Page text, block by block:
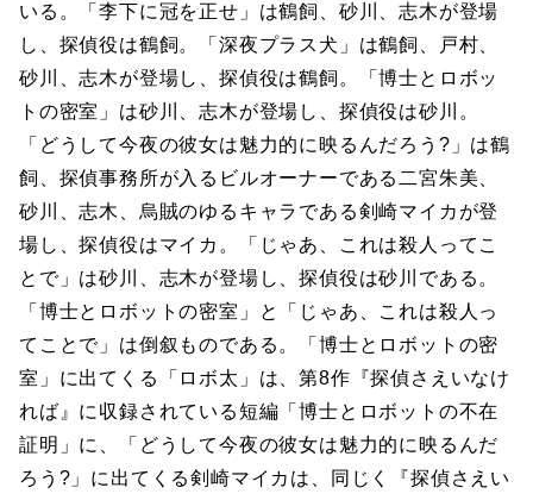
いる。「李下に冠を正せ」は鶴飼、砂川、志木が登場
し、探偵役は鶴飼。「深夜プラス犬」は鶴飼、戸村、
砂川、志木が登場し、探偵役は鶴飼。「博士とロボッ
トの密室」は砂川、志木が登場し、探偵役は砂川。
「どうして今夜の彼女は魅力的に映るんだろう?」は鶴
飼、探偵事務所が入るビルオーナーである二宮朱美、
砂川、志木、烏賊のゆるキャラである剣崎マイカが登
場し、探偵役はマイカ。「じゃあ、これは殺人ってこ
とで」は砂川、志木が登場し、探偵役は砂川である。
「博士とロボットの密室」と「じゃあ、これは殺人っ
てことで」は倒叙ものである。「博士とロボットの密
室」に出てくる「ロボ太」は、第8作『探偵さえいなけ
れば』に収録されている短編「博士とロボットの不在
証明」に、「どうして今夜の彼女は魅力的に映るんだ
ろう?」に出てくる剣崎マイカは、同じく『探偵さえい